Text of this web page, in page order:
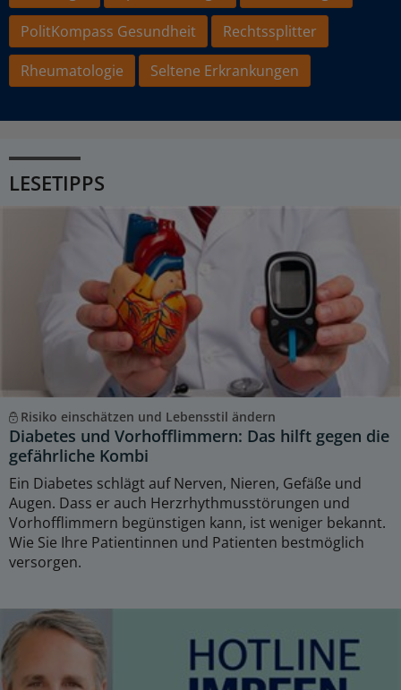
PolitKompass Gesundheit
Rechtssplitter
Rheumatologie
Seltene Erkrankungen
LESETIPPS
Risiko einschätzen und Lebensstil ändern
Diabetes und Vorhofflimmern: Das hilft gegen die
gefährliche Kombi
Ein Diabetes schlägt auf Nerven, Nieren, Gefäße und
Augen. Dass er auch Herzrhythmusstörungen und
Vorhofflimmern begünstigen kann, ist weniger bekannt.
Wie Sie Ihre Patientinnen und Patienten bestmöglich
versorgen.